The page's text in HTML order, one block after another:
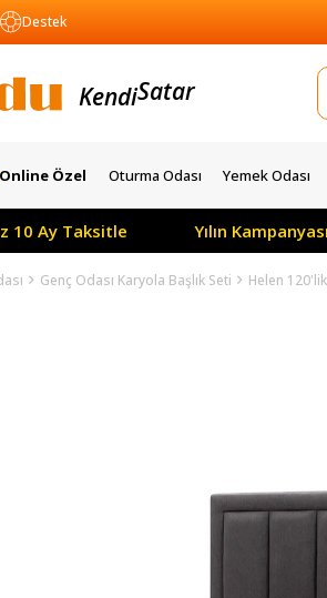
Destek
KendiYapar
Online Özel Oturma Odası Yemek Odası
10 Ay Taksitle Yılın
Genç Odası Karyola Başlık Seti Helen